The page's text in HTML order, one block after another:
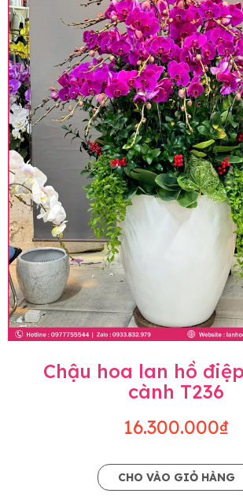
Chậu hoa lan hồ
cành T236
16.300.000₫
CHO VÀO GIỎ HÀNG